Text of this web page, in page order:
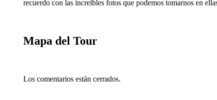
recuerdo con las increíbles fotos que podemos tomarnos en
Mapa del Tour
Los comentarios están cerrados.